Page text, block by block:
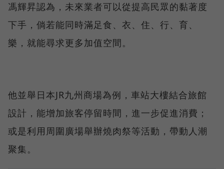
馮輝昇認為，未來業者可以從提高民眾的黏著度
下手，倘若能同時滿足食、衣、住、行、育、
樂，就能尋求更多加值空間。
他並舉日本JR九州商場為例，車站大樓結合旅館
設計，能增加旅客停留時間，進一步促進消費；
或是利用周圍廣場舉辦燒肉祭等活動，帶動人潮
聚集。